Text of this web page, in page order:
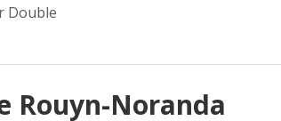
Double
Rouyn-Noranda